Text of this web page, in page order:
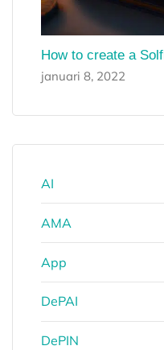
How to create a
januari 8, 2022
AI
AMA
App
DePAI
DePIN